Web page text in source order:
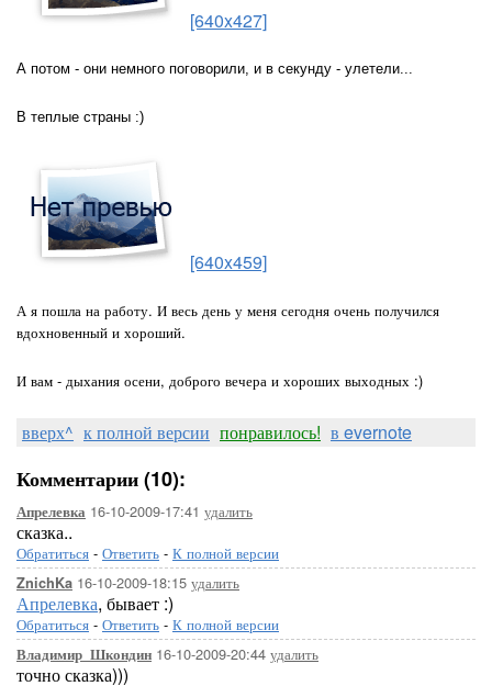
[640x427]
А потом - они немного поговорили, и в секунду - улетели...
В теплые страны :)
[640x459]
А я пошла на работу. И весь день у меня сегодня очень получился
вдохновенный и хороший.
И вам - дыхания осени, доброго вечера и хороших выходных :)
вверх^ к полной версии понравилось! в evernote
Комментарии (10):
Апрелевка 16-10-2009-17:41 удалить
сказка..
Обратиться - Ответить - К полной версии
ZnichKa 16-10-2009-18:15 удалить
Апрелевка, бывает :)
Обратиться - Ответить - К полной версии
Владимир_Шкондин 16-10-2009-20:44 удалить
точно сказка)))